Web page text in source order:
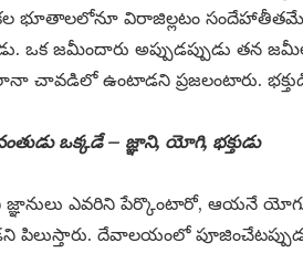
భూతాలలోనూ విరాజిల్లటం
ఒక జమీందారు అప్పుడప్పుడు తన
చావడిలో ఉంటాడని ప్రజలంటారు.
ఒక్కడే – జ్ఞాని, యోగి, భక్తుడు
జ్ఞానులు ఎవరిని పేర్కొంటారో, ఆయనే
పిలుస్తారు. దేవాలయంలో